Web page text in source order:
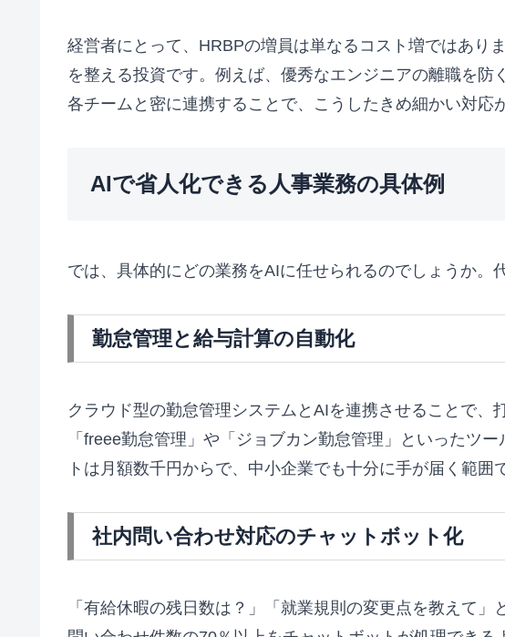
経営者にとって、HRBPの増員は単なるコスト増ではあり
を整える投資です。例えば、優秀なエンジニアの離職を
各チームと密に連携することで、こうしたきめ細かい対応
AIで省人化できる人事業務の具体例
では、具体的にどの業務をAIに任せられるのでしょうか。
勤怠管理と給与計算の自動化
クラウド型の勤怠管理システムとAIを連携させることで
「freee勤怠管理」や「ジョブカン勤怠管理」といったツ
トは月額数千円からで、中小企業でも十分に手が届く範囲
社内問い合わせ対応のチャットボット化
「有給休暇の残日数は？」「就業規則の変更点を教えて